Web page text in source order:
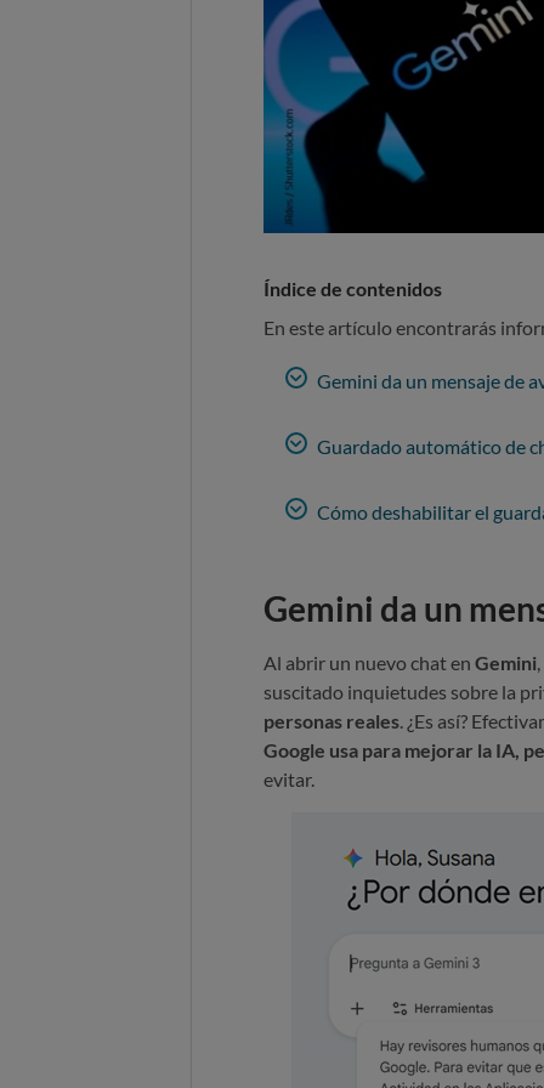
Índice de contenidos
En este artículo encontrarás
Gemini da un mensaje de
Guardado automático de
Cómo deshabilitar el
Gemini da un
Al abrir un nuevo chat en Gemini
suscitado inquietudes sobre la
personas reales. ¿Es así?
Google usa para mejorar la IA,
evitar.